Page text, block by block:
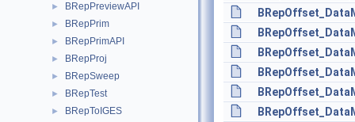
► BRepPreviewAPI
► BRepPrim
► BRepPrimAPI
► BRepProj
► BRepSweep
► BRepTest
► BRepToIGES